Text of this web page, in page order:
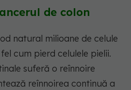
de colon
natural milioane de celule
cum pierd celulele pielii.
suferă o reînnoire
reînnoirea continuă a